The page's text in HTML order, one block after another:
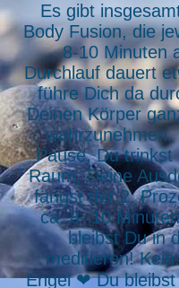
Es gibt
Body Fusion, die
8-10 Minuten
Durchlauf dauert
führe Dich da
Deinen Körper
wahrzunehmen.
Pause, Du trinkst
Raum, Deine
fängst der 2.
ca. 8- 10
bleibst Du in
meditieren!
Engel ❤ Du